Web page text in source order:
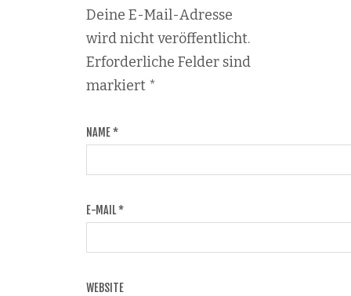
Deine E-Mail-Adresse
wird nicht veröffentlicht.
Erforderliche Felder sind
markiert *
NAME*
E-MAIL*
WEBSITE